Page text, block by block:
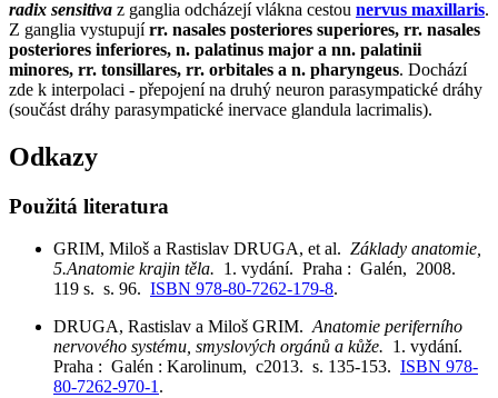
radix sensitiva z ganglia odcházejí vlákna cestou nervus maxillaris.
Z ganglia vystupujírr. nasales posteriores superiores, rr. nasales
posteriores inferiores, n. palatinus major a nn. palatinii
minores, rr. tonsillares, rr. orbitales a n. pharyngeus. Dochází
zde k interpolaci - přepojení na druhý neuron parasympatické dráhy
(součást dráhy parasympatické inervace glandula lacrimalis).
Odkazy
Použitá literatura
GRIM, Miloš a Rastislav DRUGA, et al. Základy anatomie,
5.Anatomie krajin těla. 1. vydání. Praha : Galén, 2008.
119 s. s. 96. ISBN 978-80-7262-179-8.
DRUGA, Rastislav a Miloš GRIM. Anatomie periferního
nervového systému, smyslových orgánů a kůže. 1. vydání.
Praha : Galén : Karolinum, c2013. s. 135-153. ISBN 978-
80-7262-970-1 .